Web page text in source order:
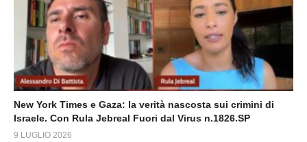
New York Times e Gaza: la verità nascosta sui crimini di
Israele. Con Rula Jebreal Fuori dal Virus n.1826.SP
9 LUGLIO 2026